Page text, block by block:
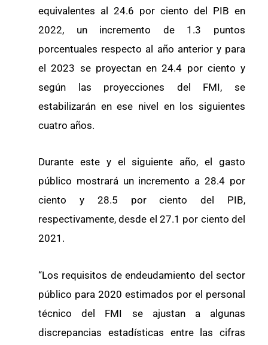
equivalentes al 24.6 por ciento del PIB en
2022, un incremento de 1.3 puntos
porcentuales respecto al año anterior y para
el 2023 se proyectan en 24.4 por ciento y
según las proyecciones del FMI, se
estabilizarán en ese nivel en los siguientes
cuatro años.
Durante este y el siguiente año, el gasto
público mostrará un incremento a 28.4 por
ciento y 28.5 por ciento del PIB,
respectivamente, desde el 27.1 por ciento del
2021.
“Los requisitos de endeudamiento del sector
público para 2020 estimados por el personal
técnico del FMI se ajustan a algunas
discrepancias estadísticas entre las cifras